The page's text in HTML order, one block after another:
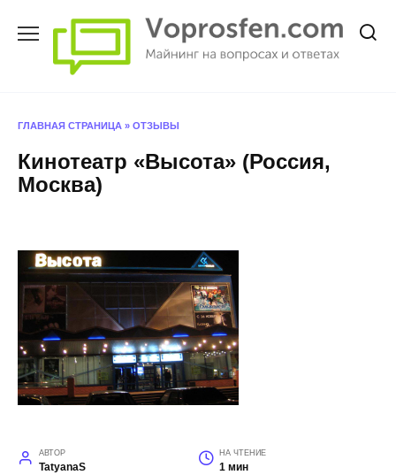
ГЛАВНАЯ СТРАНИЦА » ОТЗЫВЫ
Кинотеатр «Высота» (Россия,
Москва)
АВТОР
TatyanaS
НА ЧТЕНИЕ
1 мин